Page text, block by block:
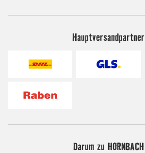
Hauptversandpartner
Darum zu HORNBACH